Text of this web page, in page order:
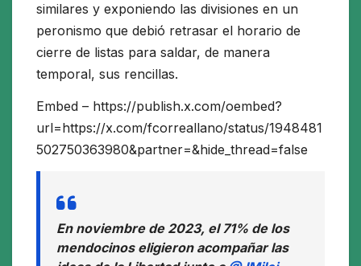
similares y exponiendo las divisiones en un
peronismo que debió retrasar el horario de
cierre de listas para saldar, de manera
temporal, sus rencillas.
Embed – https://publish.x.com/oembed?
url=https://x.com/fcorreallano/status/1948481
502750363980&partner=&hide_thread=false
En noviembre de 2023, el 71% de los
mendocinos eligieron acompañar las